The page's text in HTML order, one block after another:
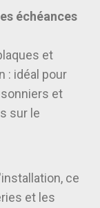
échéances
et
: idéal pour
et
sur le
ce
et les